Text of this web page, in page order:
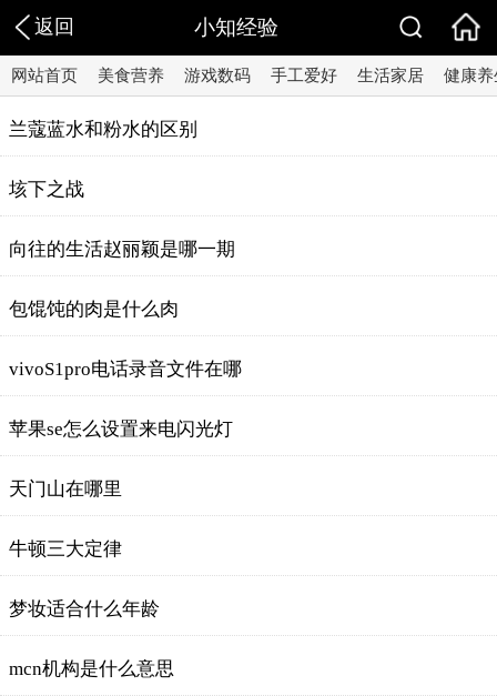
返回 小知经验
网站首页 美食营养 游戏数码 手工爱好 生活家居 健康养
兰蔻蓝水和粉水的区别
垓下之战
向往的生活赵丽颖是哪一期
包馄饨的肉是什么肉
vivoS1pro电话录音文件在哪
苹果se怎么设置来电闪光灯
天门山在哪里
牛顿三大定律
梦妆适合什么年龄
mcn机构是什么意思